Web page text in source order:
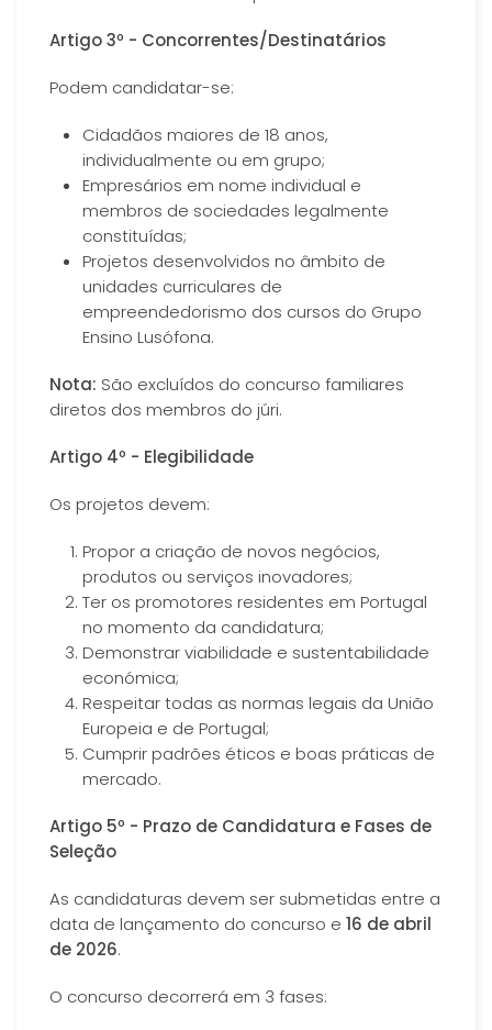
Artigo 3º - Concorrentes/Destinatários
Podem candidatar-se:
Cidadãos maiores de 18 anos,
individualmente ou em grupo;
Empresários em nome individual e
membros de sociedades legalmente
constituídas;
Projetos desenvolvidos no âmbito de
unidades curriculares de
empreendedorismo dos cursos do Grupo
Ensino Lusófona.
Nota: São excluídos do concurso familiares
diretos dos membros do júri.
Artigo 4º - Elegibilidade
Os projetos devem:
Propor a criação de novos negócios,
produtos ou serviços inovadores;
Ter os promotores residentes em Portugal
no momento da candidatura;
Demonstrar viabilidade e sustentabilidade
económica;
Respeitar todas as normas legais da União
Europeia e de Portugal;
Cumprir padrões éticos e boas práticas de
mercado.
Artigo 5º - Prazo de Candidatura e Fases de
Seleção
As candidaturas devem ser submetidas entre a
data de lançamento do concurso e 16 de abril
de 2026.
O concurso decorrerá em 3 fases: